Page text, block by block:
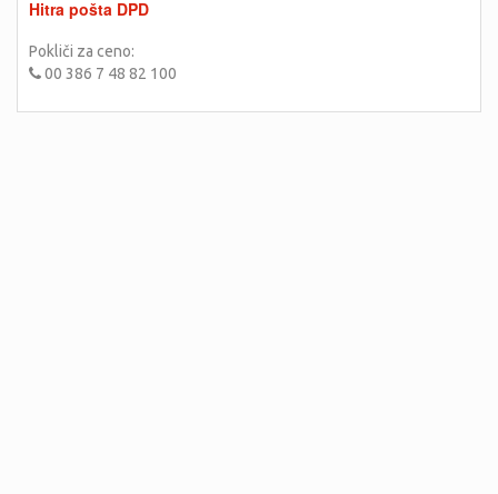
Hitra pošta DPD
Pokliči za ceno:
00 386 7 48 82 100